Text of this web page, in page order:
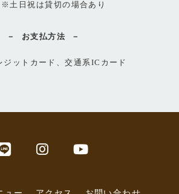
※土日祝は貸切の場合あり
お支払方法
ジットカード、交通系ICカード